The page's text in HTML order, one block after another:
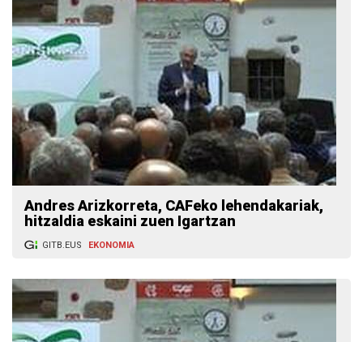
Andres Arizkorreta, CAFeko lehendakariak,
hitzaldia eskaini zuen Igartzan
GITB.EUS EKONOMIA